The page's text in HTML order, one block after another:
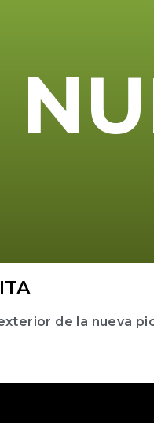
NU
de la nueva